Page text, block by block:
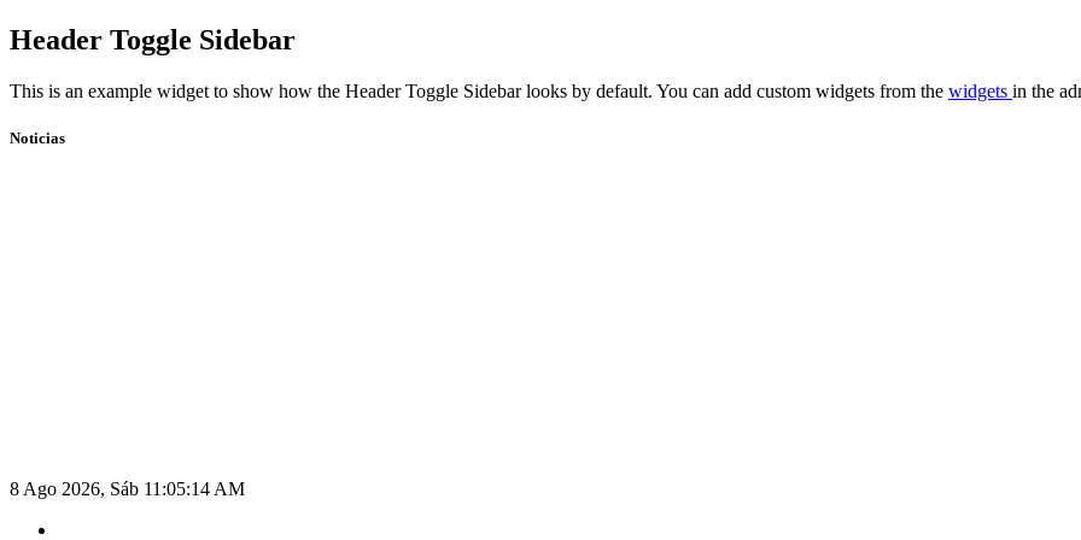
Skip
to
Header Toggle Sidebar
This is an example widget to show how the Header Toggle Sidebar looks by default. You can add custom widgets from the widgets in the
Noticias
8 Ago 2026, Sáb 11:05:14 AM